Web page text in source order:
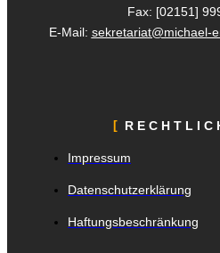
Fax: [02151]
E-Mail: sekretariat@michael-
Impressum
Datenschutzerklärung
Haftungsbeschränkung